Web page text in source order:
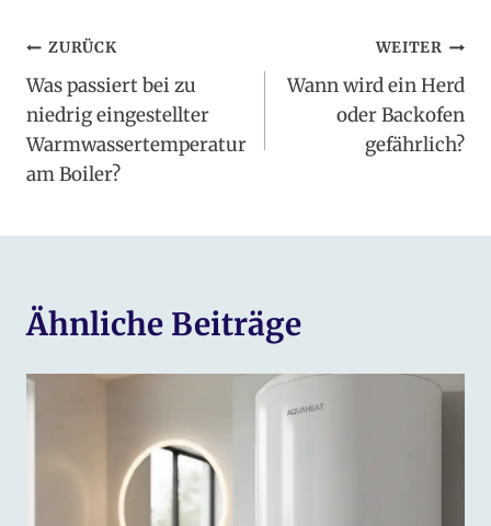
Beitragsnavigation
ZURÜCK
Was passiert bei zu
niedrig eingestellter
Warmwassertemperatur
am Boiler?
WEITER
Wann wird ein Herd
oder Backofen
gefährlich?
Ähnliche Beiträge